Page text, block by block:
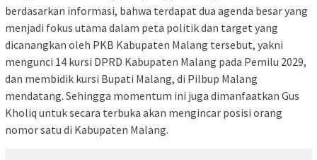
berdasarkan informasi, bahwa terdapat dua agenda besar yang
menjadi fokus utama dalam peta politik dan target yang
dicanangkan oleh PKB Kabupaten Malang tersebut, yakni
mengunci 14 kursi DPRD Kabupaten Malang pada Pemilu 2029,
dan membidik kursi Bupati Malang, di Pilbup Malang
mendatang. Sehingga momentum ini juga dimanfaatkan Gus
Kholiq untuk secara terbuka akan mengincar posisi orang
nomor satu di Kabupaten Malang.